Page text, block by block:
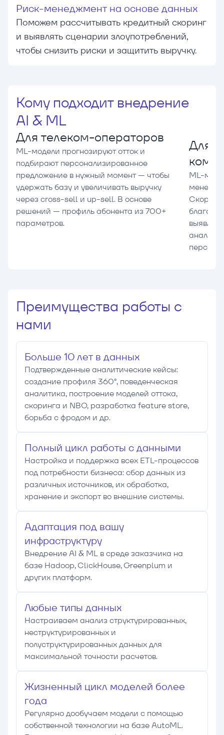
Риск-менеджмент на основе данных
Поможем рассчитывать кредитный скоринг
и выявлять сценарии злоупотреблений,
чтобы снизить риски и защитить выручку.
Кому подходит внедрение
AI & ML
Для телеком-операторов
ML-модели прогнозируют отток и
подбирают персонализированное
предложение в нужный момент — чтобы
удержать базу и увеличивать выручку
через cross-sell и up-sell. В основе
решений — профиль абонента из 700+
параметров.
Для
ML-
Преимущества работы с
нами
Больше 10 лет в данных
Подтвержденные аналитические кейсы:
создание профиля 360°, поведенческая
аналитика, построение моделей оттока,
скоринга и NBO, разработка feature store,
борьба с фродом и др.
Полный цикл работы с данными
Настройка и поддержка всех ETL-процессов
под потребности бизнеса: сбор данных из
различных источников, их обработка,
хранение и экспорт во внешние системы.
Адаптация под вашу
инфраструктуру
Внедрение AI & ML в среде заказчика на
базе Hadoop, ClickHouse, Greenplum и
других платформ.
Любые типы данных
Настраиваем анализ структурированных,
неструктурированных и
полуструктурированных данных для
максимальной точности расчетов.
Жизненный цикл моделей более
года
Регулярно дообучаем модели с помощью
собственной технологии на базе AutoML.